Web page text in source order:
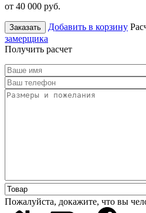
от 40 000 руб.
Заказать Добавить в корзину
замерщика
Получить расчет
Пожалуйста, докажите, что вы